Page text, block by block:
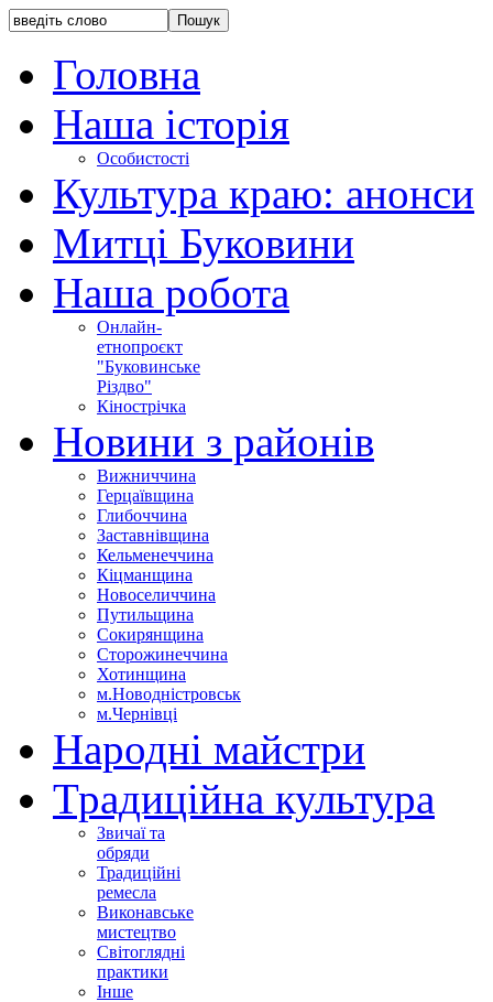
Головна
Наша історія
Особистості
Культура краю: анонси
Митці Буковини
Наша робота
Онлайн-
етнопроєкт
"Буковинське
Різдво"
Кінострічка
Новини з районів
Вижниччина
Герцаївщина
Глибоччина
Заставнівщина
Кельменеччина
Кіцманщина
Новоселиччина
Путильщина
Сокирянщина
Сторожинеччина
Хотинщина
м.Новодністровськ
м.Чернівці
Народні майстри
Традиційна культура
Звичаї та
обряди
Традиційні
ремесла
Виконавське
мистецтво
Світоглядні
практики
Інше